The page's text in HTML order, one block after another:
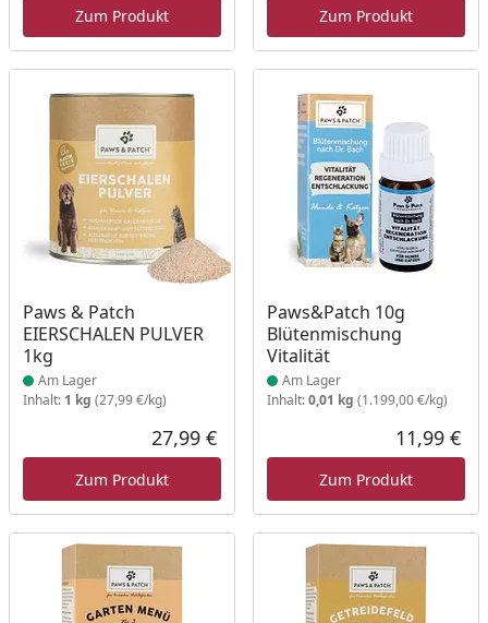
Zum Produkt Zum Produkt
Paws & Patch
EIERSCHALEN PULVER
1kg
Produkt am Lager
Am Lager
Inhalt: 1 kg (27,99 €/kg)
Aktueller Preis
27,99 €
Zum Produkt
Paws&Patch 10g
Blütenmischung
Vitalität
Produkt am Lager
Am Lager
Inhalt:0,01 kg (1.199,00 €/kg)
11,99 €
Zum Produkt